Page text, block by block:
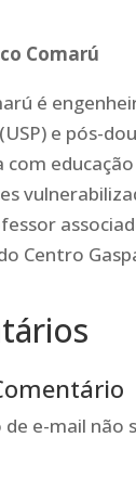
Comarú
é
e pós-
com
Centro
de e-mail não